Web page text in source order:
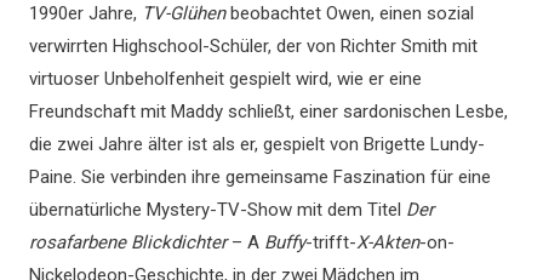
1990er Jahre, TV-Glühenbeobachtet Owen, einen sozial
verwirrten Highschool-Schüler, der von Richter Smith mit
virtuoser Unbeholfenheit gespielt wird, wie er eine
Freundschaft mit Maddy schließt, einer sardonischen Lesbe,
die zwei Jahre älter ist als er, gespielt von Brigette Lundy-
Paine. Sie verbinden ihre gemeinsame Faszination für eine
übernatürliche Mystery-TV-Show mit dem Titel Der
rosafarbene Blickdichter– A Buffy-trifft-X-Akten-on-
Nickelodeon-Geschichte, in der zwei Mädchen im